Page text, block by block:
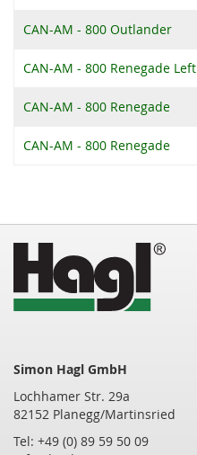
CAN-AM - 800 Outlander
CAN-AM - 800 Renegade Left
CAN-AM - 800 Renegade
CAN-AM - 800 Renegade
Simon Hagl GmbH
Lochhamer Str. 29a
82152 Planegg/Martinsried
Tel: +49 (0) 89 59 50 09